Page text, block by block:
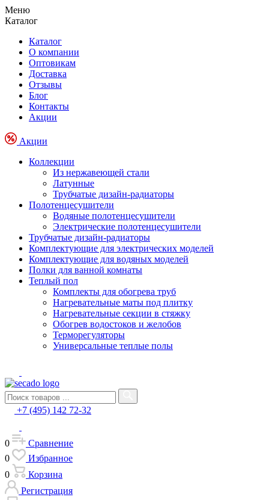
Меню
Каталог
Каталог
О компании
Оптовикам
Доставка
Отзывы
Блог
Контакты
Акции
Акции
Коллекции
Из нержавеющей стали
Латунные
Трубчатые дизайн-радиаторы
Полотенцесушители
Водяные полотенцесушители
Электрические полотенцесушители
Трубчатые дизайн-радиаторы
Комплектующие для электрических моделей
Комплектующие для водяных моделей
Полки для ванной комнаты
Теплый пол
Комплекты для обогрева труб
Нагревательные маты под плитку
Нагревательные секции в стяжку
Обогрев водостоков и желобов
Терморегуляторы
Универсальные теплые полы
+7 (495) 142 72-32
0
Сравнение
0
Избранное
0
Корзина
Регистрация